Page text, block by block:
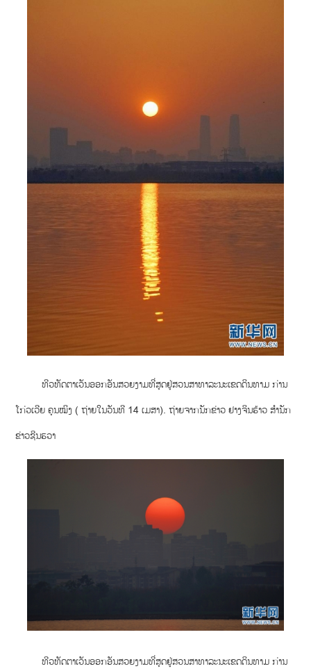
ທີວທັດຕາເວັນອອກອັນສວຍງາມທີ່ສຸດຢູ່ສວນສາທາລະນະເຂດດິນທາມ ກ່ານ
ໂກ່ວເວີຍ ຄຸນໝິງ ( ຖ່າຍໃນວັນທີ 14 ເມສາ). ຖ່າຍຈາກນັກຂ່າວ ຢາງຈິນຮ້າວ ສຳນັກ
ຂ່າວຊີນຮວາ
ທີວທັດຕາເວັນອອກອັນສວຍງາມທີ່ສຸດຢູ່ສວນສາທາລະນະເຂດດິນທາມ ກ່ານ